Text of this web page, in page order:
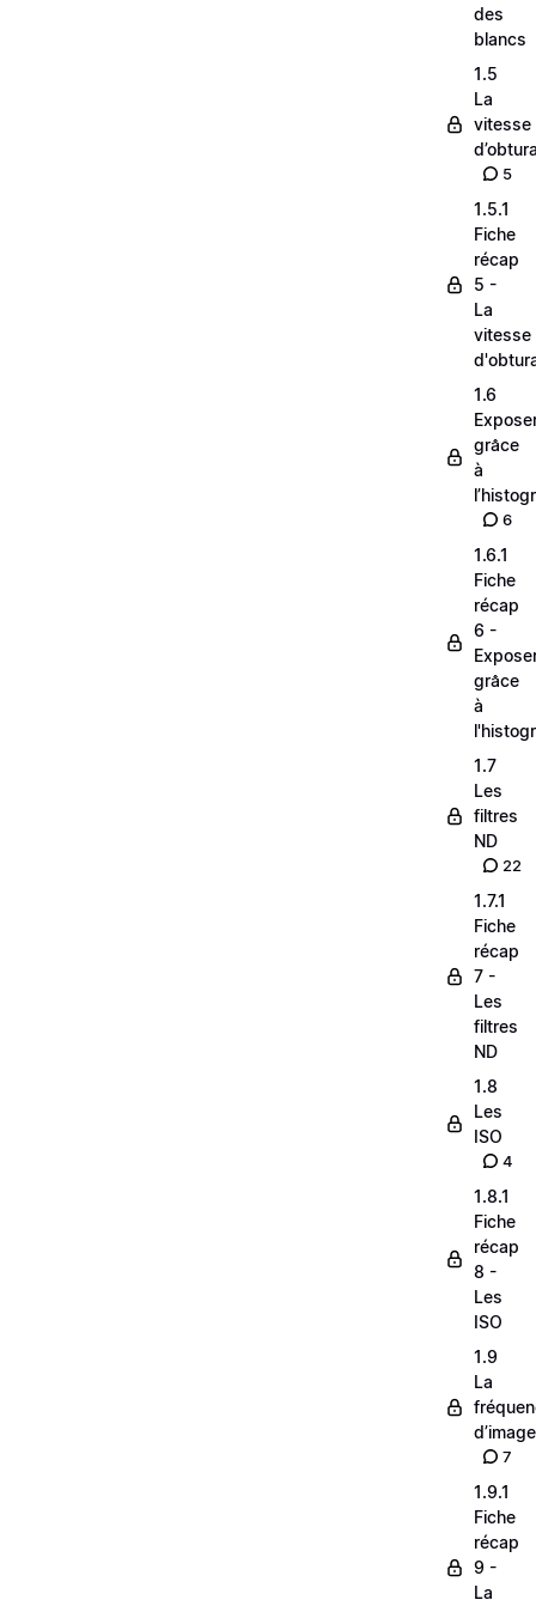
des
blancs
1.5
La
vitesse
5
1.5.1
Fiche
récap
5 -
La
vitesse
1.6
grâce
à
6
1.6.1
Fiche
récap
6 -
grâce
à
1.7
Les
filtres
ND
22
1.7.1
Fiche
récap
7 -
Les
filtres
ND
1.8
Les
ISO
4
1.8.1
Fiche
récap
8 -
Les
ISO
1.9
La
d’image
7
1.9.1
Fiche
récap
9 -
La